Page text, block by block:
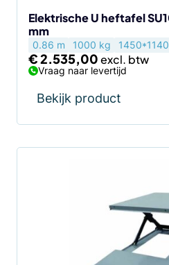
Elektrische U heftafel
mm
0.86 m 1000 kg 1450*1140
€2.535,00
Vraag naar levertijd
Bekijk product